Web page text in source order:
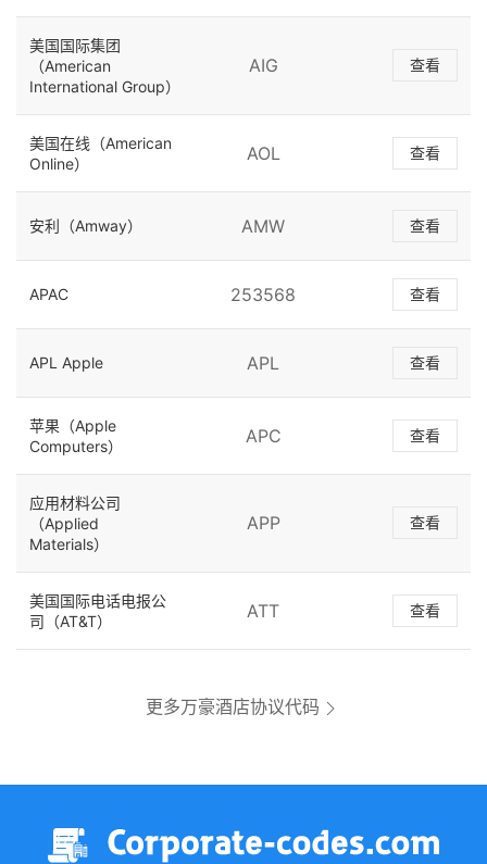
美国国际集团
（American
International Group）
AIG 查看
美国在线（American
Online）
AOL 查看
安利（Amway） AMW 查看
APAC 253568 查看
APL Apple APL 查看
苹果（Apple
Computers）
APC 查看
应用材料公司
（Applied
Materials）
APP 查看
美国国际电话电报公
司（AT&T）
ATT 查看
更多万豪酒店协议代码